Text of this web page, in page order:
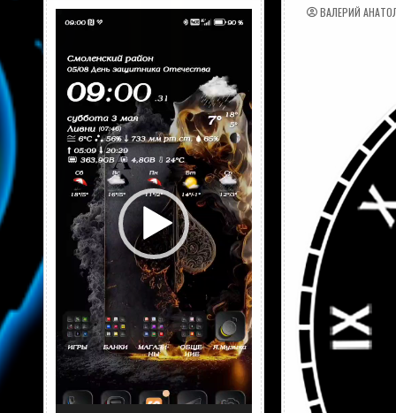
Видеоплеер
ВАЛЕРИЙ